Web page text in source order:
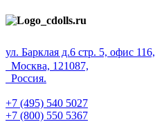
ул. Барклая д.6 стр. 5, офис 116,
Москва, 121087,
Россия.
+7 (495) 540 5027
+7 (800) 550 5367